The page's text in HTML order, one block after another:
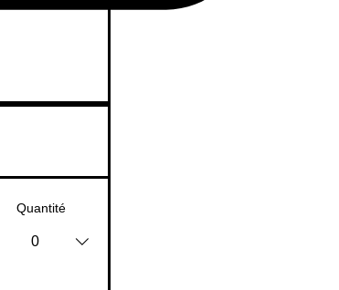
Quantité
0